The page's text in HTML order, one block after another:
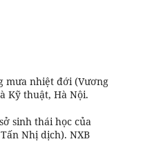
mưa nhiệt đới (Vương
Kỹ thuật, Hà Nội.
sinh thái học của
Nhị dịch). NXB